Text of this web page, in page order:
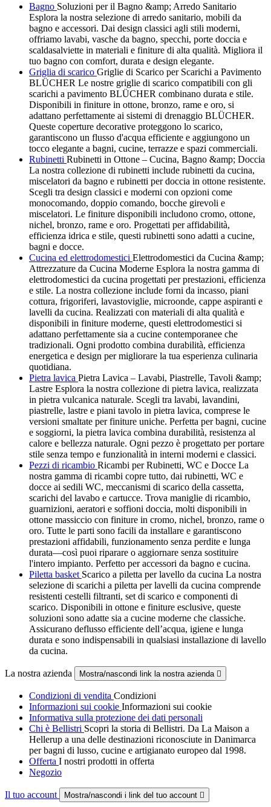
Bagno Soluzioni per il Bagno &amp; Arredo Sanitario
Esplora la nostra selezione di arredo sanitario, mobili da
bagno e accessori. Dai design classici agli stili moderni,
offriamo lavabi, vasche da bagno, specchi, porte doccia e
scaldasalviette in materiali e finiture di alta qualità. Migliora il
tuo bagno con comfort, durata e design elegante.
Griglia di scarico Griglie di Scarico per Scarichi a Pavimento
BLÜCHER Le nostre griglie di scarico compatibili con gli
scarichi a pavimento BLÜCHER combinano durata e stile.
Disponibili in finiture in ottone, bronzo, rame e oro, si
adattano perfettamente ai sistemi di drenaggio BLÜCHER.
Queste coperture decorative proteggono lo scarico,
garantiscono un flusso d'acqua efficiente e aggiungono un
tocco elegante a bagni, cucine, terrazze e spazi commerciali.
Rubinetti Rubinetti in Ottone – Cucina, Bagno &amp; Doccia
La nostra collezione di rubinetti include rubinetti da cucina,
miscelatori da bagno e rubinetti per doccia in ottone resistente.
Scegli tra design classici e moderni con opzioni come
monocomando, doppio comando, bocche girevoli e
miscelatori. Le finiture disponibili includono cromo, ottone,
nichel, bronzo, rame e oro. Progettati per affidabilità,
efficienza idrica e stile, questi rubinetti sono adatti a cucine,
bagni e docce.
Cucina ed elettrodomestici Elettrodomestici da Cucina &amp;
Attrezzature da Cucina Moderne Esplora la nostra gamma di
elettrodomestici da cucina progettati per prestazioni, efficienza
e stile. La nostra collezione include forni da incasso, piani
cottura, frigoriferi, lavastoviglie, microonde, cappe aspiranti e
lavelli da cucina. Realizzati con materiali di alta qualità e
disponibili in finiture moderne, questi elettrodomestici si
adattano perfettamente sia a cucine contemporanee che
tradizionali. Ogni prodotto combina durabilità, efficienza
energetica e design per migliorare la tua esperienza culinaria
quotidiana.
Pietra lavica Pietra Lavica – Lavabi, Piastrelle, Tavoli &amp;
Lastre Esplora la nostra collezione di pietra lavica, realizzata
in pietra vulcanica naturale. Scegli tra lavabi, lavandini,
piastrelle, lastre e piani tavolo in pietra lavica, comprese le
versioni smaltate per finiture uniche. Perfetta per bagni, cucine
e soggiorni, la pietra lavica combina durabilità, resistenza al
calore e bellezza naturale. Ogni pezzo è progettato per portare
stile senza tempo e funzionalità in interni moderni e classici.
Pezzi di ricambio Ricambi per Rubinetti, WC e Docce La
nostra gamma di ricambi copre tutto, dai rubinetti, WC e
docce ai sedili WC, meccanismi di scarico della cassetta,
scarichi del lavabo e cartucce. Trova maniglie di ricambio,
guarnizioni, aeratori e soffioni doccia, molti disponibili in
ottone massiccio con finiture in cromo, nichel, bronzo, rame o
oro. Tutte le parti sono facili da installare e garantiscono
prestazioni affidabili, funzionamento senza perdite e lunga
durata—così puoi riparare o aggiornare senza sostituire
l'intero impianto. Perfetto per accessori da bagno e cucina.
Piletta basket Scarico a piletta per lavello da cucina La nostra
selezione di scarichi a piletta per lavelli da cucina comprende
resistenti cestelli filtranti, set di scarico e componenti di
scarico. Disponibili in ottone e finiture esclusive, queste
soluzioni sono adatte sia a cucine moderne che classiche.
Assicurano deflusso efficiente dell’acqua, igiene e lunga
durata e sono indispensabili in qualsiasi installazione di lavello
da cucina.
La nostra azienda Mostra/nascondi link la nostra azienda 
Condizioni di vendita Condizioni
Informazioni sui cookie Informazioni sui cookie
Informativa sulla protezione dei dati personali
Chi è Bellistri Scopri la storia di Bellistri. Da La Maison a
Hellerup a una delle destinazioni riconosciute in Danimarca
per bagni di lusso, cucine e artigianato europeo dal 1998.
Offerta I nostri prodotti in offerta
Negozio
Il tuo account Mostra/nascondi i link del tuo account 